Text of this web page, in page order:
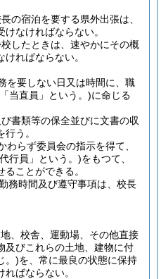
の宿泊を要する県外出張は、
なければならない。
したときは、速やかにその概
ればならない。
を要しない日又は時間に、職
当直員」という。)に命じる
書類等の保全並びに文書の収
う。
わらず委員会の指示を得て、
行員」という。)をもつて、
ことができる。
務時間及び遵守事項は、校長
、校舎、運動場、その他直接
及びこれらの土地、建物に付
。)を、常に最良の状態に保持
ばならない。